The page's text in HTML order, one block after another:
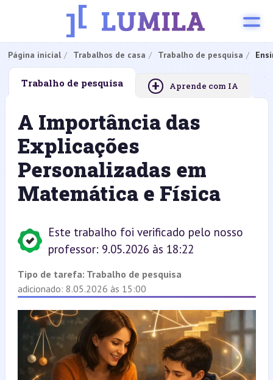
Página inicial Trabalhos de casa Trabalho de pesquisa
Trabalho de pesquisa + Aprende com IA
A Importância das
Explicações
Personalizadas em
Matemática e Física
Este trabalho foi verificado pelo nosso
professor: 9.05.2026 às 18:22
Tipo de tarefa: Trabalho de pesquisa
adicionado: 8.05.2026 às 15:00